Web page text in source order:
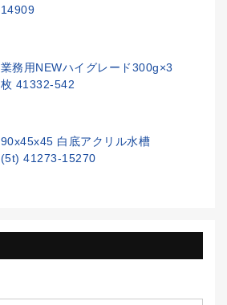
14909
業務用NEWハイグレード300g×3
枚 41332-542
90x45x45 白底アクリル水槽
(5t) 41273-15270